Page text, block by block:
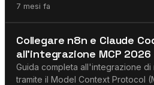
funzionalità, presenta casi d'uso
7 mesi fa
MCP
Collegare n8n e Claude
all'integrazione MCP 2026
Guida completa all'integrazione
tramite il Model Context Protocol